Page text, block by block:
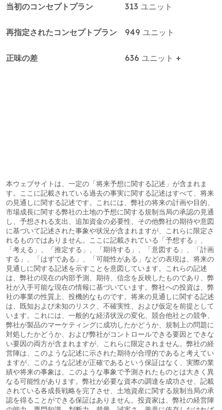
当初のコンセプトプラン 313 ユニット
再指定されたコンセプトプラン 949 ユニット
正味の差 636 ユニット +
本ウェブサイトは、一定の「将来予想に関する記述」が含まれま
す。ここに記載されている過去の事実に関する記述はすべて、将来
の見通しに関する記述です。これには、弊社の将来の計画や目的、
市場成長に関する弊社の土地の予想に関する規制当局の承認の見通
し、予想される支出、追加資金の必要性、その他弊社の期待や意図
に基づいて記述された事象や状況が含まれますが、これらに限定さ
れるものではありません。ここに記載されている「予想する」、
「考える」、「推定する」、「期待する」、「意図する」、「計画
する」、「はずである」、「可能性がある」などの表現は、将来の
見通しに関する記述を示すことを意図しています。これらの記述
は、弊社の現在の内部予測、期待、信念を反映したものであり、弊
社が入手可能な現在の情報に基づいています。弊社への投資は、弊
社の事業の性質上、投機的なものです。将来の見通しに関する記述
は、既知および未知のリスク、不確実性、および仮定を前提として
います。これには、一般的な経済状況の変化、競合他社との競争、
弊社が製品のマーケティングに成功したかどうか、規制上の問題に
対処したかどうか、および弊社がコントロールできる要因とできな
い要因の両方が含まれますが、これらに限定されません。弊社の経
営陣は、このような記述に示された期待が合理的であると考えてい
ますが、このような記述が正確であるという保証はなく、実際の業
績や将来の事象は、このような事象で予測されたものとは大きく異
なる可能性があります。弊社が必要な資本の調達を成功させ、記載
されている各成長戦略を完了させ、土地資産に関する規制当局の承
認を得ることができる保証はありません。投資家は、弊社の経営陣